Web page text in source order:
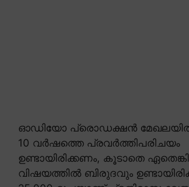
ഓഡിയോ പ്രൊഡക്ഷൻ
10 വർഷത്തെ പ്രവർത്തിപരിചയം
ഉണ്ടായിരിക്കണം, കൂടാതെ
വിഷയത്തിൽ ബിരുദവും